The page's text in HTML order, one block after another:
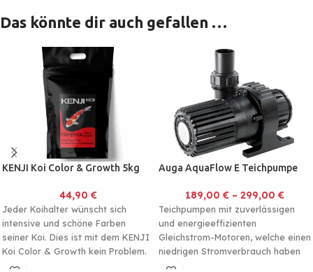
Das könnte dir auch gefallen …
KENJI Koi Color & Growth 5kg
44,90 €
Jeder Koihalter wünscht sich
intensive und schöne Farben
seiner Koi. Dies ist mit dem KENJI
Koi Color & Growth kein Problem.
Dieses Futter enthält einen hohen
Auga AquaFlow E Teichpumpe
189,00 € – 299,00 €
Teichpumpen mit zuverlässigen
und energieeffizienten
Gleichstrom-Motoren, welche einen
niedrigen Stromverbrauch haben
und dennoch eine hervorragende